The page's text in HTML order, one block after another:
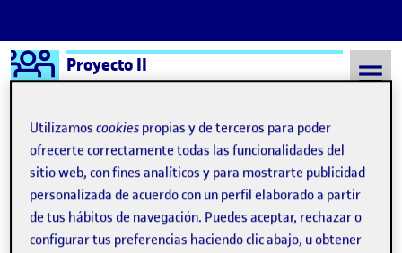
Saltar al contenido
Logo Ágora
Proyecto II
Semestre 20212 - Aula 1 19 Mayo, 2022
19 Mayo, 2022
Utilizamoscookies propias y de terceros para poder
ofrecerte correctamente todas las funcionalidades del
sitio web, con fines analíticos y para mostrarte publicidad
personalizada de acuerdo con un perfil elaborado a partir
de tus hábitos de navegación. Puedes aceptar, rechazar o
configurar tus preferencias haciendo clic abajo, u obtener